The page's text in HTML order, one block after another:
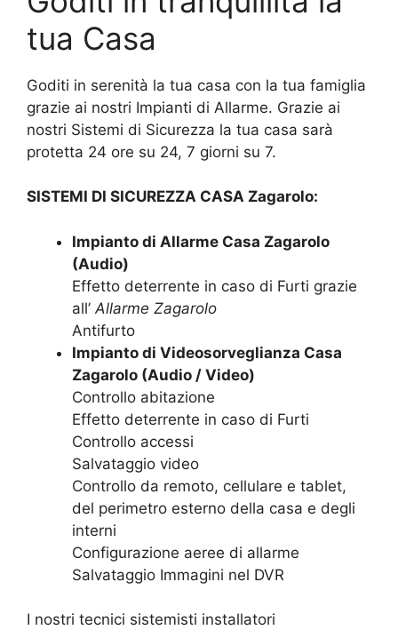
tua Casa
Goditi in serenità la tua casa con la tua famiglia
grazie ai nostri Impianti di Allarme. Grazie ai
nostri Sistemi di Sicurezza la tua casa sarà
protetta 24 ore su 24, 7 giorni su 7.
SISTEMI DI SICUREZZA CASA Zagarolo:
Impianto di Allarme Casa Zagarolo
(Audio)
Effetto deterrente in caso di Furti grazie
all’ Allarme Zagarolo
Antifurto
Impianto di Videosorveglianza Casa
Zagarolo (Audio / Video)
Controllo abitazione
Effetto deterrente in caso di Furti
Controllo accessi
Salvataggio video
Controllo da remoto, cellulare e tablet,
del perimetro esterno della casa e degli
interni
Configurazione aeree di allarme
Salvataggio Immagini nel DVR
I nostri tecnici sistemisti installatori